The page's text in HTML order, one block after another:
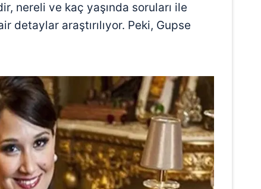
nereli ve kaç yaşında soruları ile
detaylar araştırılıyor. Peki, Gupse